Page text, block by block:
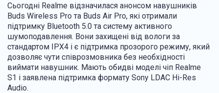
Сьогодні Realme відзначилася анонсом навушників
Buds Wireless Pro та Buds Air Pro, які отримали
підтримку Bluetooth 5.0 та систему активного
шумоподавлення. Вони захищені від вологи за
стандартом IPX4 і є підтримка прозорого режиму, який
дозволяє чути співрозмовника без необхідності
виймати навушник. Мають обидві моделі чіп Realme
S1 і заявлена підтримка формату Sony LDAC Hi-Res
Audio.